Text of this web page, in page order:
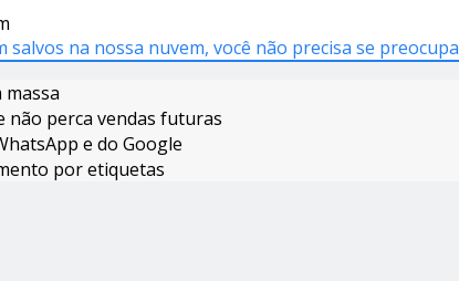
salvos na nossa nuvem, você não precisa se
massa
não perca vendas futuras
e do Google
por etiquetas